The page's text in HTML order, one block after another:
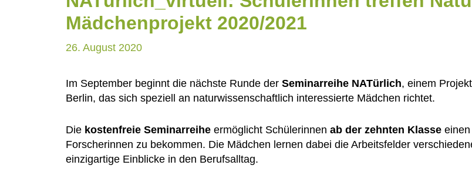
Mädchenprojekt 2020/2021
26. August 2020
Im September beginnt die nächste Runde der Seminarreihe NATürlich, einem
Berlin, das sich speziell an naturwissenschaftlich interessierte Mädchen richtet.
Die kostenfreie Seminarreihe ermöglicht Schülerinnen ab der zehnten Klasse
Forscherinnen zu bekommen. Die Mädchen lernen dabei die Arbeitsfelder
einzigartige Einblicke in den Berufsalltag.